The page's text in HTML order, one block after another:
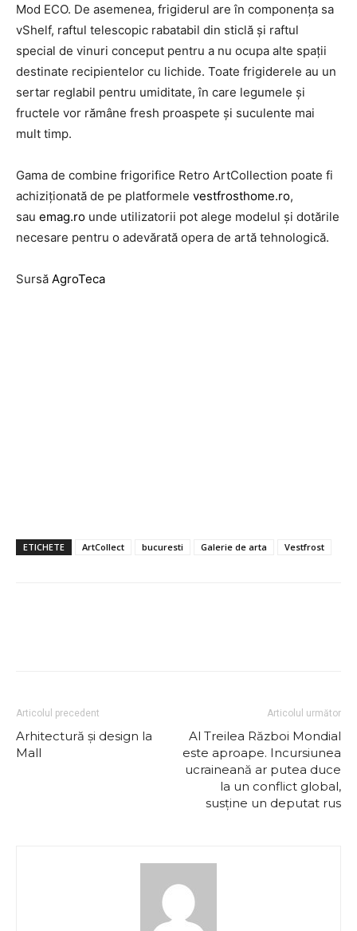
Mod ECO. De asemenea, frigiderul are în componența sa
vShelf, raftul telescopic rabatabil din sticlă și raftul
special de vinuri conceput pentru a nu ocupa alte spații
destinate recipientelor cu lichide. Toate frigiderele au un
sertar reglabil pentru umiditate, în care legumele și
fructele vor rămâne fresh proaspete și suculente mai
mult timp.
Gama de combine frigorifice Retro ArtCollection poate fi
achiziționată de pe platformele vestfrosthome.ro,
sau emag.ro unde utilizatorii pot alege modelul și dotările
necesare pentru o adevărată opera de artă tehnologică.
Sursă AgroTeca
ETICHETE ArtCollect bucuresti Galerie de arta Vestfrost
Articolul precedent
Arhitectură și design la
Mall
Articolul următor
Al Treilea Război Mondial
este aproape. Incursiunea
ucraineană ar putea duce
la un conflict global,
susține un deputat rus